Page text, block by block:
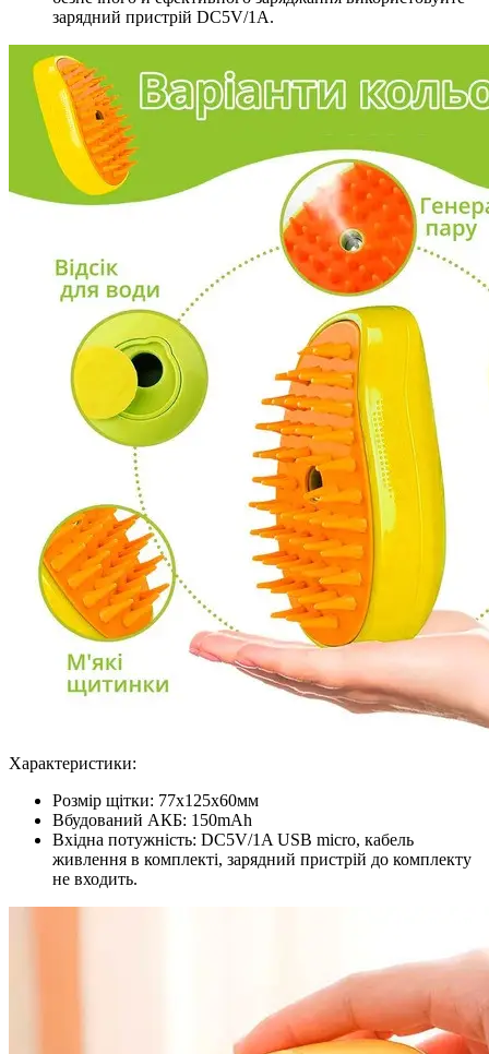
зарядний пристрій DC5V/1A.
Характеристики:
Розмір щітки: 77х125х60мм
Вбудований АКБ: 150mAh
Вхідна потужність: DC5V/1A USB micro, кабель
живлення в комплекті, зарядний пристрій до комплекту
не входить.